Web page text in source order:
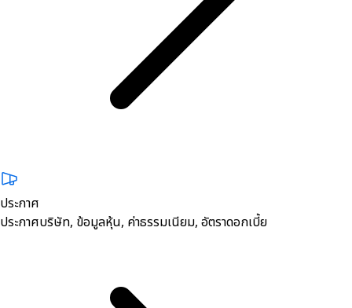
ประกาศ
ประกาศบริษัท, ข้อมูลหุ้น, ค่าธรรมเนียม, อัตราดอกเบี้ย